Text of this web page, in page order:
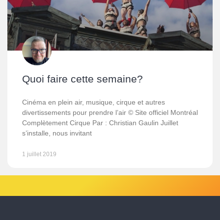
Quoi faire cette semaine?
Cinéma en plein air, musique, cirque et autres
divertissements pour prendre l’air © Site officiel Montréal
Complètement Cirque Par : Christian Gaulin Juillet
s’installe, nous invitant
1 juillet 2019